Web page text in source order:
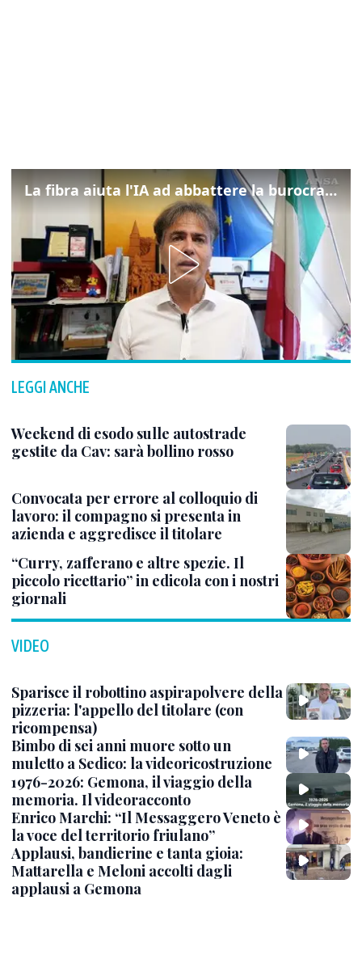
La fibra aiuta l'IA ad abbattere la burocrazia, progetto pilota in Veneto
LEGGI ANCHE
Weekend di esodo sulle autostrade
gestite da Cav: sarà bollino rosso
Convocata per errore al colloquio di
lavoro: il compagno si presenta in
azienda e aggredisce il titolare
“Curry, zafferano e altre spezie. Il
piccolo ricettario” in edicola con i nostri
giornali
VIDEO
Sparisce il robottino aspirapolvere della
pizzeria: l'appello del titolare (con
ricompensa)
Bimbo di sei anni muore sotto un
muletto a Sedico: la videoricostruzione
1976-2026: Gemona, il viaggio della
memoria. Il videoracconto
Enrico Marchi: “Il Messaggero Veneto è
la voce del territorio friulano”
Applausi, bandierine e tanta gioia:
Mattarella e Meloni accolti dagli
applausi a Gemona